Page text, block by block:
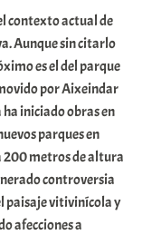
contexto actual de
Aunque sin citarlo
es el del parque
por Aixeindar
iniciado obras en
parques en
200 metros de altura
controversia
paisaje vitivinícola y
afecciones a